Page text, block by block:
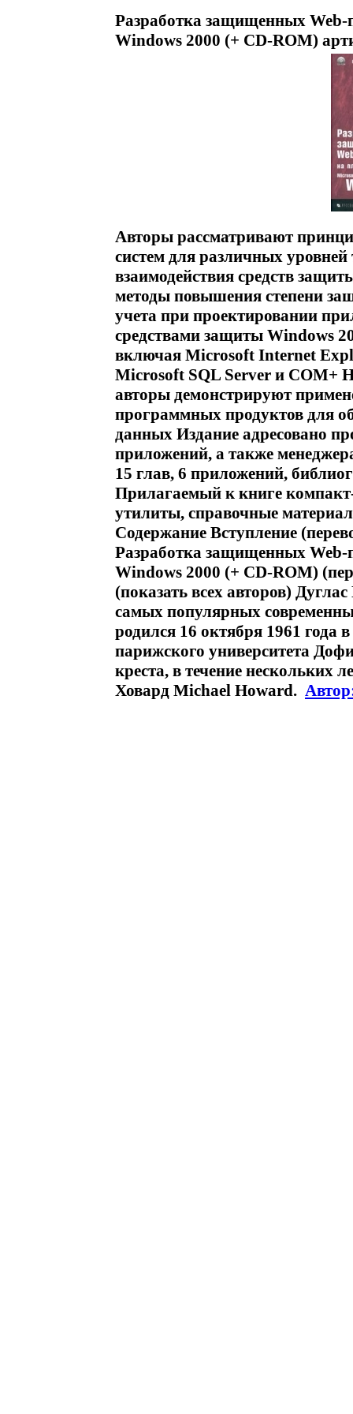
Разработка защищенных
Windows 2000 (+ CD-ROM)
Авторы рассматривают
систем для различных
взаимодействия средств
методы повышения степени
учета при проектировании
средствами защиты Windows
включая Microsoft Internet
Microsoft SQL Server и СОМ+
авторы демонстрируют
программных продуктов для
данных Издание адресовано
приложений, а также
15 глав, 6 приложений,
Прилагаемый к книге
утилиты, справочные
Содержание Вступление
Разработка защищенных
Windows 2000 (+ CD-ROM)
(показать всех авторов)
самых популярных
родился 16 октября 1961 года
парижского университета
креста, в течение нескольких
Ховард Michael Howard.